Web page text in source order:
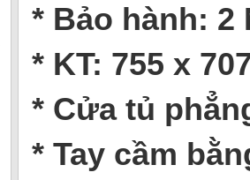
* Bảo hành: 2
* KT: 755 x
* Cửa tủ
* Tay cầm